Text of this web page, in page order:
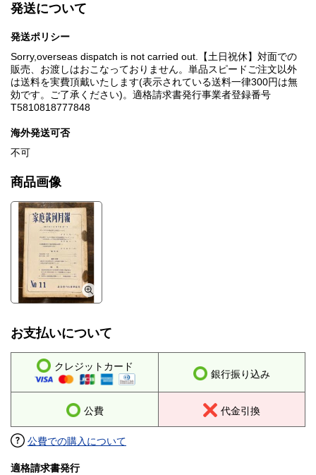
発送について
発送ポリシー
Sorry,overseas dispatch is not carried out.【土日祝休】対面での
販売、お渡しはおこなっておりません。単品スピードご注文以外
は送料を実費頂戴いたします(表示されている送料一律300円は無
効です。ご了承ください)。適格請求書発行事業者登録番号
T5810818777848
海外発送可否
不可
商品画像
お支払いについて
クレジットカード
銀行振り込み
公費 代金引換
公費での購入について
適格請求書発行